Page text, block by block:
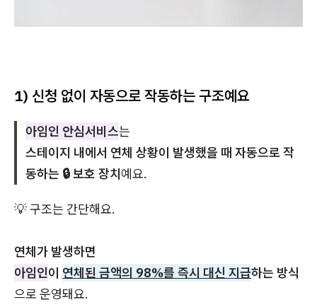
1) 신청 없이 자동으로 작동하는 구조예요
아임인 안심서비스는
스테이지 내에서 연체 상황이 발생했을 때 자동으로 작
동하는 🔒 보호 장치예요.
💡 구조는 간단해요.
연체가 발생하면
아임인이 연체된 금액의 98%를 즉시 대신 지급하는 방식
으로 운영돼요.